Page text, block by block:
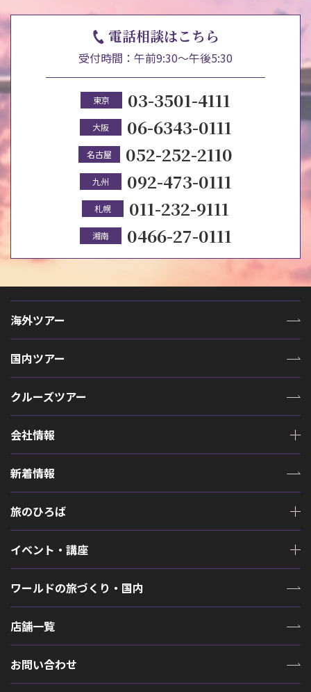
電話相談はこちら
受付時間：午前9:30～午後5:30
東京 03-3501-4111
大阪 06-6343-0111
名古屋 052-252-2110
九州 092-473-0111
札幌 011-232-9111
湘南 0466-27-0111
海外ツアー
国内ツアー
クルーズツアー
会社情報
新着情報
旅のひろば
イベント・講座
ワールドの旅づくり・国内
店舗一覧
お問い合わせ